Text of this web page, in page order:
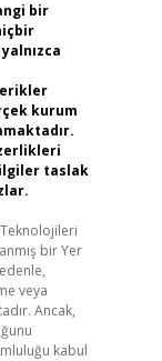
bir
kurum
taslak
Teknolojileri
bir Yer
veya
Ancak,
kabul